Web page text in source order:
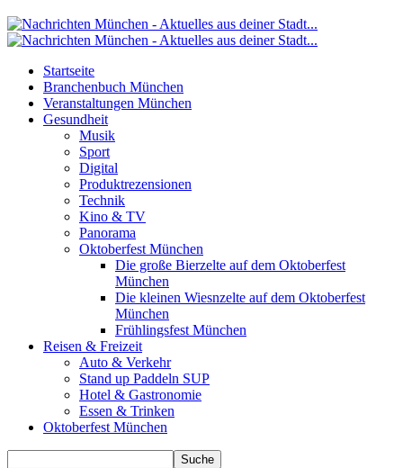
Startseite
Branchenbuch München
Veranstaltungen München
Gesundheit
Musik
Sport
Digital
Produktrezensionen
Technik
Kino & TV
Panorama
Oktoberfest München
Die große Bierzelte auf dem Oktoberfest
München
Die kleinen Wiesnzelte auf dem Oktoberfest
München
Frühlingsfest München
Reisen & Freizeit
Auto & Verkehr
Stand up Paddeln SUP
Hotel & Gastronomie
Essen & Trinken
Oktoberfest München